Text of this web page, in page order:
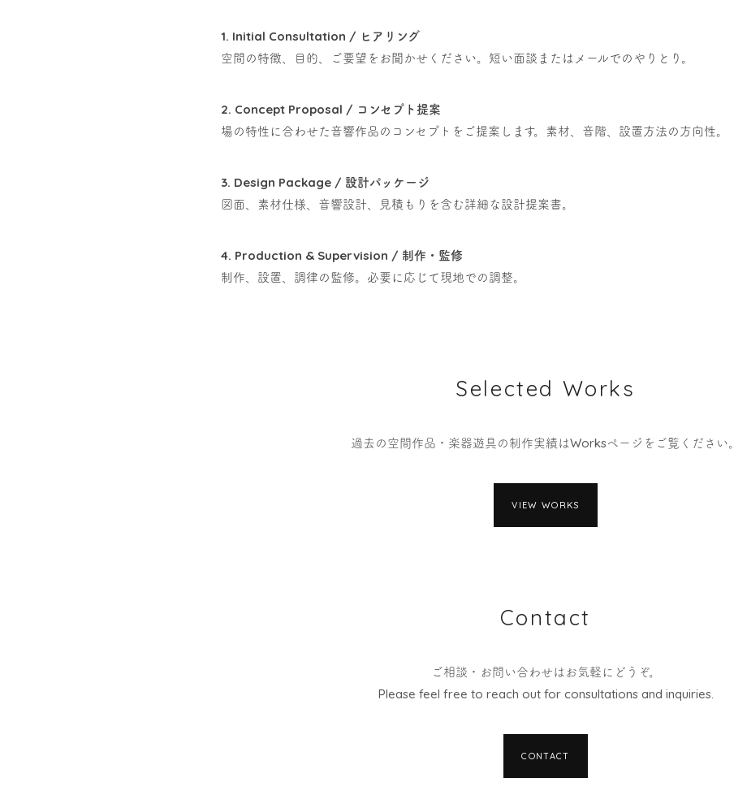
1. Initial Consultation / ヒアリング
空間の特徴、目的、ご要望をお聞かせください。短い面談またはメールでのやりとり。
2. Concept Proposal / コンセプト提案
場の特性に合わせた音響作品のコンセプトをご提案します。素材、音階、設置方法の方向性。
3. Design Package / 設計パッケージ
図面、素材仕様、音響設計、見積もりを含む詳細な設計提案書。
4. Production & Supervision / 制作・監修
制作、設置、調律の監修。必要に応じて現地での調整。
Selected Works
過去の空間作品・楽器遊具の制作実績はWorksページをご覧ください。
VIEW WORKS
Contact
ご相談・お問い合わせはお気軽にどうぞ。
Please feel free to reach out for consultations and inquiries.
CONTACT